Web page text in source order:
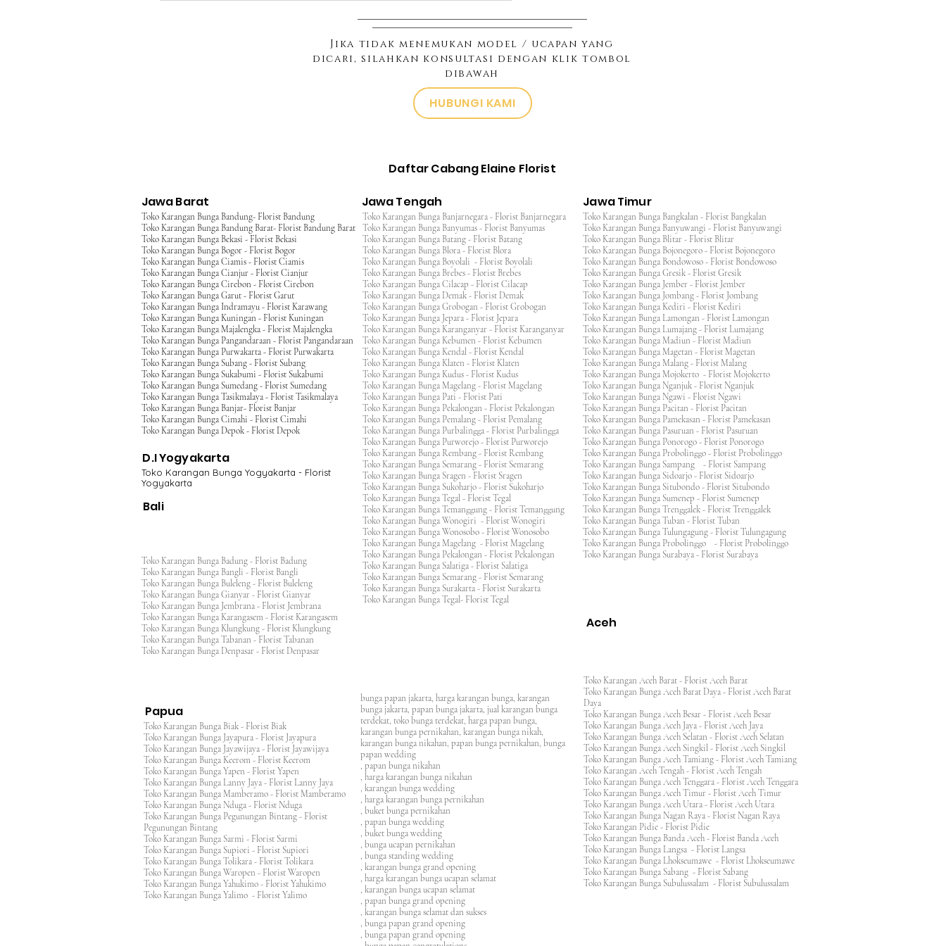
Jika tidak menemukan model / ucapan yang
dicari, silahkan konsultasi dengan klik tombol
dibawah
HUBUNGI KAMI
Daftar Cabang Elaine Florist
Jawa Barat Jawa Tengah Jawa Timur
Toko Karangan Bunga Bandung- Florist Bandung
Toko Karangan Bunga Bandung Barat- Florist Bandung Barat
Toko Karangan Bunga Bekasi - Florist Bekasi
Toko Karangan Bunga Bogor - Florist Bogor
Toko Karangan Bunga Ciamis - Florist Ciamis
Toko Karangan Bunga Cianjur - Florist Cianjur
Toko Karangan Bunga Cirebon - Florist Cirebon
Toko Karangan Bunga Garut - Florist Garut
Toko Karangan Bunga Indramayu - Florist Karawang
Toko Karangan Bunga Kuningan - Florist Kuningan
Toko Karangan Bunga Majalengka - Florist Majalengka
Toko Karangan Bunga Pangandaraan - Florist Pangandaraan
Toko Karangan Bunga Purwakarta - Florist Purwakarta
Toko Karangan Bunga Subang - Florist Subang
Toko Karangan Bunga Sukabumi - Florist Sukabumi
Toko Karangan Bunga Sumedang - Florist Sumedang
Toko Karangan Bunga Tasikmalaya - Florist Tasikmalaya
Toko Karangan Bunga Banjar- Florist Banjar
Toko Karangan Bunga Cimahi - Florist Cimahi
Toko Karangan Bunga Depok - Florist Depok
D.I Yogyakarta
Toko Karangan Bunga Yogyakarta - Florist
Yogyakarta
Bali
Toko Karangan Bunga Badung - Florist Badung
Toko Karangan Bunga Bangli - Florist Bangli
Toko Karangan Bunga Buleleng - Florist Buleleng
Toko Karangan Bunga Gianyar - Florist Gianyar
Toko Karangan Bunga Jembrana - Florist Jembrana
Toko Karangan Bunga Karangasem - Florist Karangasem
Toko Karangan Bunga Klungkung - Florist Klungkung
Toko Karangan Bunga Tabanan - Florist Tabanan
Toko Karangan Bunga Denpasar - Florist Denpasar
Toko Karangan Bunga Banjarnegara - Florist Banjarnegara
Toko Karangan Bunga Banyumas - Florist Banyumas
Toko Karangan Bunga Batang - Florist Batang
Toko Karangan Bunga Blora - Florist Blora
Toko Karangan Bunga Boyolali - Florist Boyolali
Toko Karangan Bunga Brebes - Florist Brebes
Toko Karangan Bunga Cilacap - Florist Cilacap
Toko Karangan Bunga Demak - Florist Demak
Toko Karangan Bunga Grobogan - Florist Grobogan
Toko Karangan Bunga Jepara - Florist Jepara
Toko Karangan Bunga Karanganyar - Florist Karanganyar
Toko Karangan Bunga Kebumen - Florist Kebumen
Toko Karangan Bunga Kendal - Florist Kendal
Toko Karangan Bunga Klaten - Florist Klaten
Toko Karangan Bunga Kudus - Florist Kudus
Toko Karangan Bunga Magelang - Florist Magelang
Toko Karangan Bunga Pati - Florist Pati
Toko Karangan Bunga Pekalongan - Florist Pekalongan
Toko Karangan Bunga Pemalang - Florist Pemalang
Toko Karangan Bunga Purbalingga - Florist Purbalingga
Toko Karangan Bunga Purworejo - Florist Purworejo
Toko Karangan Bunga Rembang - Florist Rembang
Toko Karangan Bunga Semarang - Florist Semarang
Toko Karangan Bunga Sragen - Florist Sragen
Toko Karangan Bunga Sukoharjo - Florist Sukoharjo
Toko Karangan Bunga Tegal - Florist Tegal
Toko Karangan Bunga Temanggung - Florist Temanggung
Toko Karangan Bunga Wonogiri - Florist Wonogiri
Toko Karangan Bunga Wonosobo - Florist Wonosobo
Toko Karangan Bunga Magelang - Florist Magelang
Toko Karangan Bunga Pekalongan - Florist Pekalongan
Toko Karangan Bunga Salatiga - Florist Salatiga
Toko Karangan Bunga Semarang - Florist Semarang
Toko Karangan Bunga Surakarta - Florist Surakarta
Toko Karangan Bunga Tegal- Florist Tegal
Toko Karangan Bunga Bangkalan - Florist Bangkalan
Toko Karangan Bunga Banyuwangi - Florist Banyuwangi
Toko Karangan Bunga Blitar - Florist Blitar
Toko Karangan Bunga Bojonegoro - Florist Bojonegoro
Toko Karangan Bunga Bondowoso - Florist Bondowoso
Toko Karangan Bunga Gresik - Florist Gresik
Toko Karangan Bunga Jember - Florist Jember
Toko Karangan Bunga Jombang - Florist Jombang
Toko Karangan Bunga Kediri - Florist Kediri
Toko Karangan Bunga Lamongan - Florist Lamongan
Toko Karangan Bunga Lumajang - Florist Lumajang
Toko Karangan Bunga Madiun - Florist Madiun
Toko Karangan Bunga Magetan - Florist Magetan
Toko Karangan Bunga Malang - Florist Malang
Toko Karangan Bunga Mojokerto - Florist Mojokerto
Toko Karangan Bunga Nganjuk - Florist Nganjuk
Toko Karangan Bunga Ngawi - Florist Ngawi
Toko Karangan Bunga Pacitan - Florist Pacitan
Toko Karangan Bunga Pamekasan - Florist Pamekasan
Toko Karangan Bunga Pasuruan - Florist Pasuruan
Toko Karangan Bunga Ponorogo - Florist Ponorogo
Toko Karangan Bunga Probolinggo - Florist Probolinggo
Toko Karangan Bunga Sampang - Florist Sampang
Toko Karangan Bunga Sidoarjo - Florist Sidoarjo
Toko Karangan Bunga Situbondo - Florist Situbondo
Toko Karangan Bunga Sumenep - Florist Sumenep
Toko Karangan Bunga Trenggalek - Florist Trenggalek
Toko Karangan Bunga Tuban - Florist Tuban
Toko Karangan Bunga Tulungagung - Florist Tulungagung
Toko Karangan Bunga Probolinggo - Florist Probolinggo
Toko Karangan Bunga Surabaya - Florist Surabaya
Aceh
Papua
Toko Karangan Bunga Biak - Florist Biak
Toko Karangan Bunga Jayapura - Florist Jayapura
Toko Karangan Bunga Jayawijaya - Florist Jayawijaya
Toko Karangan Bunga Keerom - Florist Keerom
Toko Karangan Bunga Yapen - Florist Yapen
Toko Karangan Bunga Lanny Jaya - Florist Lanny Jaya
Toko Karangan Bunga Mamberamo - Florist Mamberamo
Toko Karangan Bunga Nduga - Florist Nduga
Toko Karangan Bunga Pegunungan Bintang - Florist
Pegunungan Bintang
Toko Karangan Bunga Sarmi - Florist Sarmi
Toko Karangan Bunga Supiori - Florist Supiori
Toko Karangan Bunga Tolikara - Florist Tolikara
Toko Karangan Bunga Waropen - Florist Waropen
Toko Karangan Bunga Yahukimo - Florist Yahukimo
Toko Karangan Bunga Yalimo - Florist Yalimo
bunga papan jakarta, harga karangan bunga, karangan
bunga jakarta, papan bunga jakarta, jual karangan bunga
terdekat, toko bunga terdekat, harga papan bunga,
karangan bunga pernikahan, karangan bunga nikah,
karangan bunga nikahan, papan bunga pernikahan, bunga
papan wedding
, papan bunga nikahan
, harga karangan bunga nikahan
, karangan bunga wedding
, harga karangan bunga pernikahan
, buket bunga pernikahan
, papan bunga wedding
, buket bunga wedding
, bunga ucapan pernikahan
, bunga standing wedding
, karangan bunga grand opening
, harga karangan bunga ucapan selamat
, karangan bunga ucapan selamat
, papan bunga grand opening
, karangan bunga selamat dan sukses
, bunga papan grand opening
, bunga papan grand opening
Toko Karangan Aceh Barat - Florist Aceh Barat
Toko Karangan Bunga Aceh Barat Daya - Florist Aceh Barat
Daya
Toko Karangan Bunga Aceh Besar - Florist Aceh Besar
Toko Karangan Bunga Aceh Jaya - Florist Aceh Jaya
Toko Karangan Bunga Aceh Selatan - Florist Aceh Selatan
Toko Karangan Bunga Aceh Singkil - Florist Aceh Singkil
Toko Karangan Bunga Aceh Tamiang - Florist Aceh Tamiang
Toko Karangan Aceh Tengah - Florist Aceh Tengah
Toko Karangan Bunga Aceh Tenggara - Florist Aceh Tenggara
Toko Karangan Bunga Aceh Timur - Florist Aceh Timur
Toko Karangan Bunga Aceh Utara - Florist Aceh Utara
Toko Karangan Bunga Nagan Raya - Florist Nagan Raya
Toko Karangan Pidie - Florist Pidie
Toko Karangan Bunga Banda Aceh - Florist Banda Aceh
Toko Karangan Bunga Langsa - Florist Langsa
Toko Karangan Bunga Lhokseumawe - Florist Lhokseumawe
Toko Karangan Bunga Sabang - Florist Sabang
Toko Karangan Bunga Subulussalam - Florist Subulussalam